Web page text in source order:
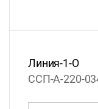
Линия-1-О
ССП-А-220-